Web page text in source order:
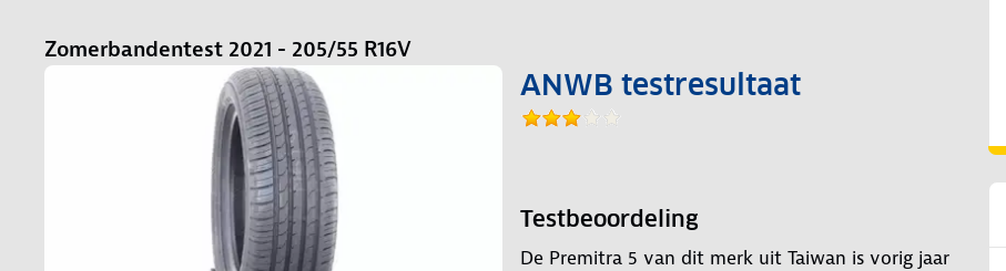
Zomerbandentest 2021 - 205/55 R16V
ANWB testresultaat
Testbeoordeling
De Premitra 5 van dit merk uit Taiwan is vorig jaar